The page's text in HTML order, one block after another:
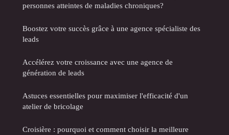
personnes atteintes de maladies chroniques?
Boostez votre succès grâce à une agence spécialiste des
leads
Accélérez votre croissance avec une agence de
génération de leads
Astuces essentielles pour maximiser l'efficacité d'un
atelier de bricolage
Croisière : pourquoi et comment choisir la meilleure